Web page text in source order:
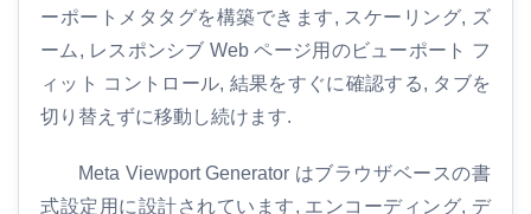
ーポートメタタグを構築できます, スケーリング, ズ
ーム, レスポンシブ Web ページ用のビューポート フ
ィット コントロール, 結果をすぐに確認する, タブを
切り替えずに移動し続けます.
Meta Viewport Generator はブラウザベースの書
式設定用に設計されています, エンコーディング, デ